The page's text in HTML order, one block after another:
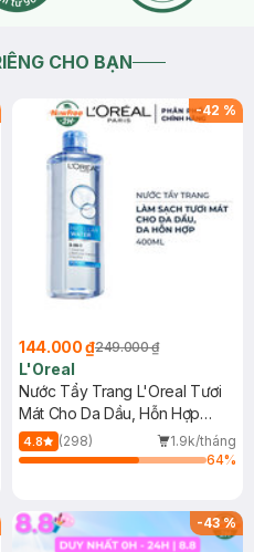
CHO BẠN
-42 %
144.000 ₫249.000 ₫
L'Oreal
Nước Tẩy Trang L'Oreal Tươi
Mát Cho Da Dầu, Hỗn Hợp
400ml
4.8 (298)
1.9k/tháng
64%
-43%